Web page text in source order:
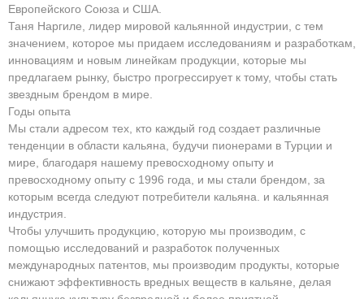
Европейского Союза и США.
Таня Наргиле, лидер мировой кальянной индустрии, с тем
значением, которое мы придаем исследованиям и разработкам,
инновациям и новым линейкам продукции, которые мы
предлагаем рынку, быстро прогрессирует к тому, чтобы стать
звездным брендом в мире.
Годы опыта
Мы стали адресом тех, кто каждый год создает различные
тенденции в области кальяна, будучи пионерами в Турции и
мире, благодаря нашему превосходному опыту и
превосходному опыту с 1996 года, и мы стали брендом, за
которым всегда следуют потребители кальяна. и кальянная
индустрия.
Чтобы улучшить продукцию, которую мы производим, с
помощью исследований и разработок полученных
международных патентов, мы производим продукты, которые
снижают эффективность вредных веществ в кальяне, делая